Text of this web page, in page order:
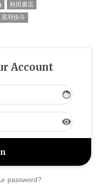
秋田書店
黒羽快斗
Account
face
visibility
password?